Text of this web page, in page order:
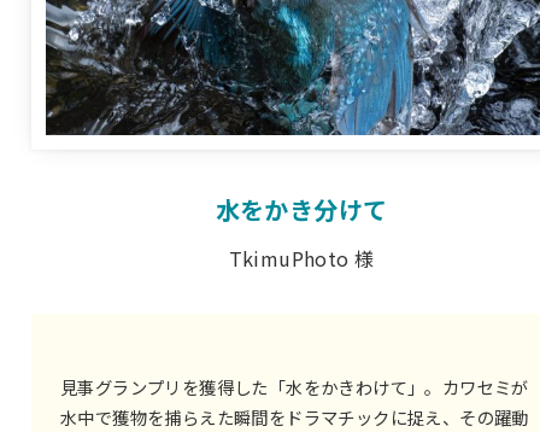
水をかき分けて
TkimuPhoto 様
見事グランプリを獲得した「水をかきわけて」。カワセミが
水中で獲物を捕らえた瞬間をドラマチックに捉え、その躍動